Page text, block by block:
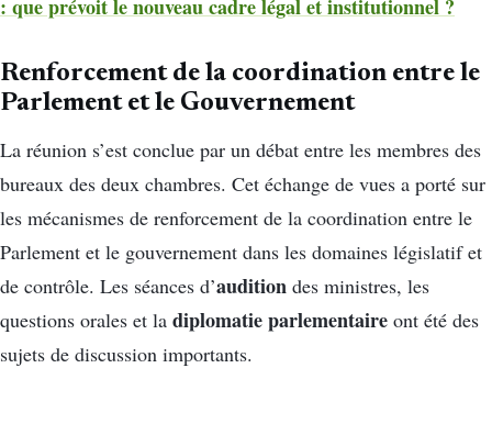
: que prévoit le nouveau cadre légal et institutionnel ?
Renforcement de la coordination entre le
Parlement et le Gouvernement
La réunion s’est conclue par un débat entre les membres des
bureaux des deux chambres. Cet échange de vues a porté sur
les mécanismes de renforcement de la coordination entre le
Parlement et le gouvernement dans les domaines législatif et
de contrôle. Les séances d’audition des ministres, les
questions orales et la diplomatie parlementaire ont été des
sujets de discussion importants.